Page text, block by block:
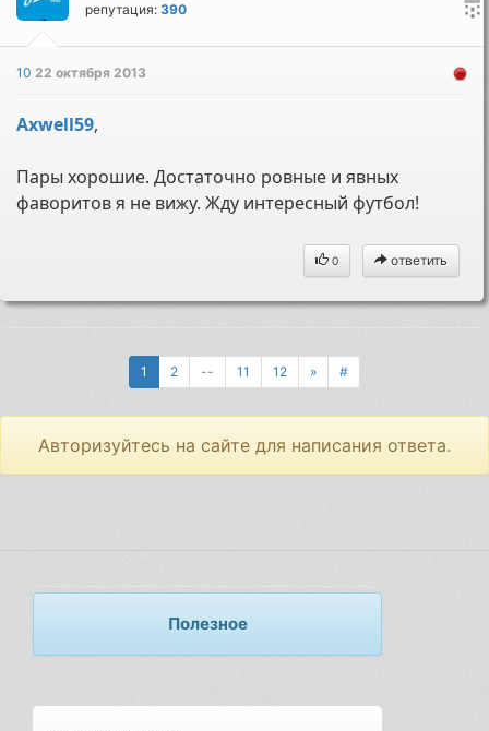
репутация:390
1022 октября 2013
Axwell59,
Пары хорошие. Достаточно ровные и явных
фаворитов я не вижу. Жду интересный футбол!
0 ответить
1 2 -- 11 12 » #
Авторизуйтесь на сайте для написания ответа.
Полезное